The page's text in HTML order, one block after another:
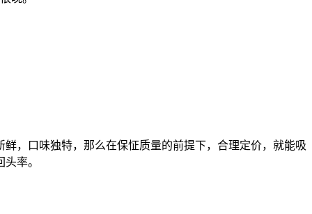
，口味独特，那么在保怔质量的前提下，合理定价，就能吸
率。